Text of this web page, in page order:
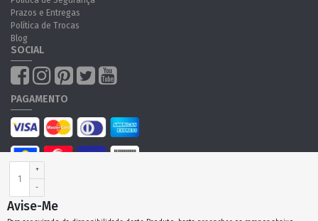
+
-
Avise-Me
Prazos e Entregas
Política de Trocas
Blog
SOCIAL
PAGAMENTO
Óticas Wanny Ltda - CNPJ:43.051.515/0001-23 Avenida Lins de Vasconcelos,